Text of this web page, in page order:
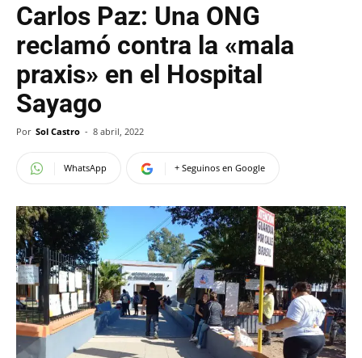
Carlos Paz: Una ONG
reclamó contra la «mala
praxis» en el Hospital
Sayago
Por Sol Castro - 8 abril, 2022
WhatsApp + Seguinos en Google